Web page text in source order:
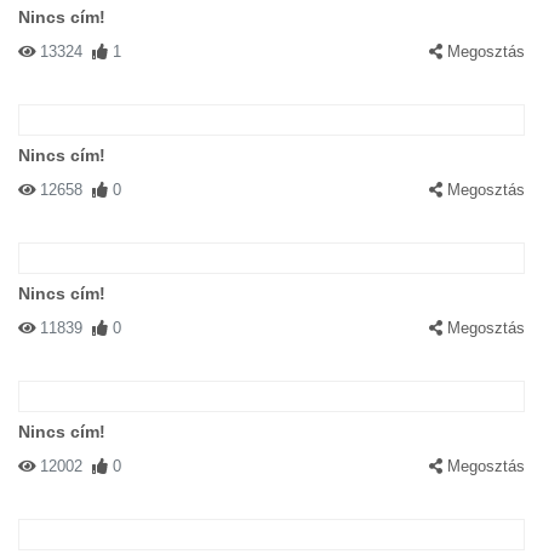
Nincs cím!
13324 1 Megosztás
Nincs cím!
12658 0 Megosztás
Nincs cím!
11839 0 Megosztás
Nincs cím!
12002 0 Megosztás